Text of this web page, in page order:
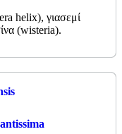
helix), γιασεμί
(wisteria).